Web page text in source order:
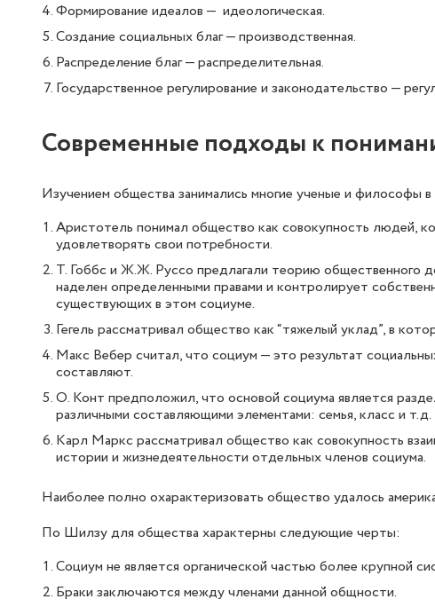
Формирование идеалов — идеологическая.
Создание социальных благ — производственная.
Распределение благ — распределительная.
Государственное регулирование и законодательство —
Современные подходы к
Изучением общества занимались многие ученые и философы
Аристотель понимал общество как совокупность людей,
удовлетворять свои потребности.
Т. Гоббс и Ж.Ж. Руссо предлагали теорию общественного
наделен определенными правами и контролирует
существующих в этом социуме.
Гегель рассматривал общество как “тяжелый уклад”, в
Макс Вебер считал, что социум — это результат
составляют.
О. Конт предположил, что основой социума является
различными составляющими элементами: семья, класс и т.д.
Карл Маркс рассматривал общество как совокупность
истории и жизнедеятельности отдельных членов социума.
Наиболее полно охарактеризовать общество удалось
По Шилзу для общества характерны следующие черты:
Социум не является органической частью более крупной
Браки заключаются между членами данной общности.